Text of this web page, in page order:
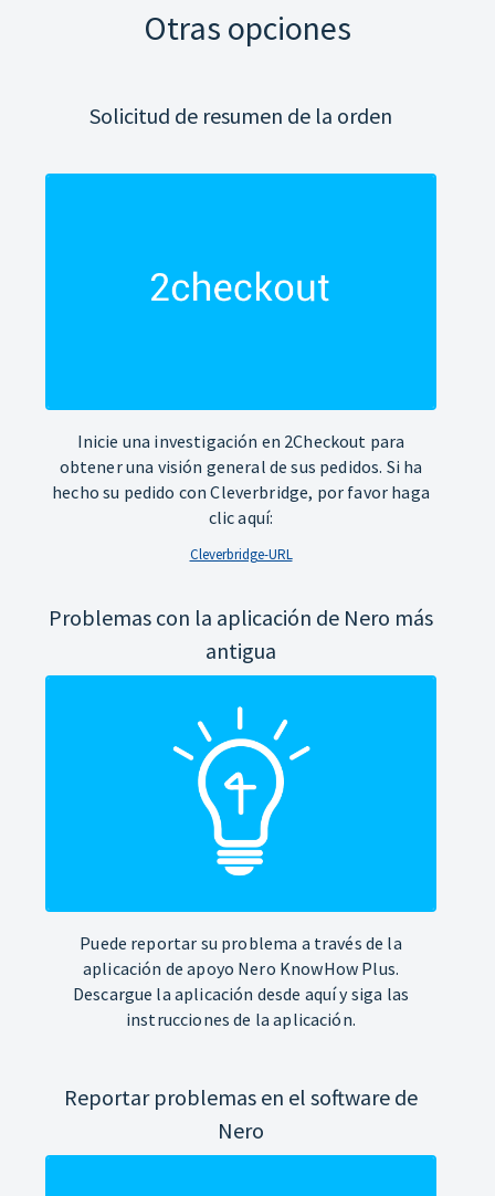
Otras opciones
Solicitud de resumen de la orden
Inicie una investigación en 2Checkout para
obtener una visión general de sus pedidos. Si ha
hecho su pedido con Cleverbridge, por favor haga
clic aquí:
Cleverbridge-URL
Problemas con la aplicación de Nero más
antigua
Puede reportar su problema a través de la
aplicación de apoyo Nero KnowHow Plus.
Descargue la aplicación desde aquí y siga las
instrucciones de la aplicación.
Reportar problemas en el software de
Nero